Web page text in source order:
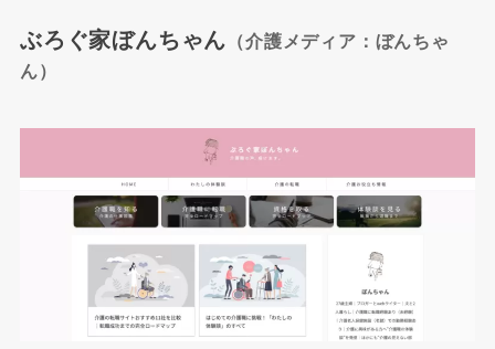
ぶろぐ家ぼんちゃん （介護 メディア ： ぼんちゃ
ん）